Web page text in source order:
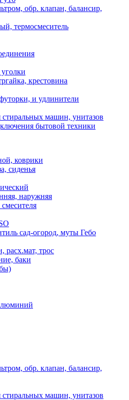
обр. клапан, балансир,
термосмеситель
крестовина
и удлинители
машин, унитазов
бытовой техники
коврики
сиденья
наружняя
сад-огород, муты Гебо
расх.мат, трос
баки
обр. клапан, балансир,
машин, унитазов